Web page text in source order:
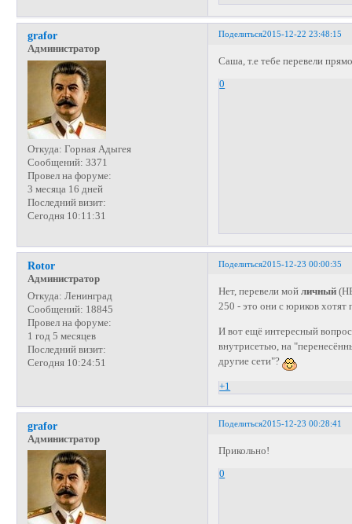
Поделиться2015-12-22 23:48:15
grafor
Администратор
Откуда: Горная Адыгея
Сообщений: 3371
Провел на форуме:
3 месяца 16 дней
Последний визит:
Сегодня 10:11:31
Саша, т.е тебе перевели
0
Поделиться2015-12-23 00:00:35
Rotor
Администратор
Откуда: Ленинград
Сообщений: 18845
Провел на форуме:
1 год 5 месяцев
Последний визит:
Сегодня 10:24:51
Нет, перевели мойличный
250 - это они с юриков хотят
И вот ещё интересный
внутрисетью, на
другие сети"?
+1
Поделиться2015-12-23 00:28:41
grafor
Администратор
Прикольно!
0